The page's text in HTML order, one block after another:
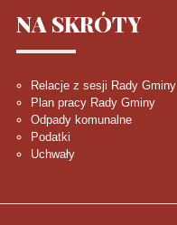
NA SKRÓTY
Relacje z sesji Rady Gminy
Plan pracy Rady Gminy
Odpady komunalne
Podatki
Uchwały